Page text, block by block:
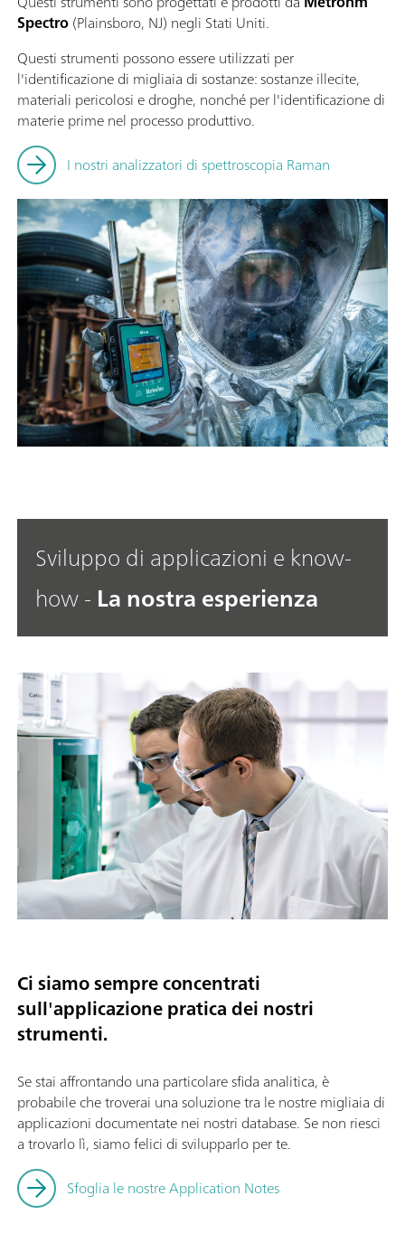
Spectro(Plainsboro, NJ) negli Stati Uniti.
Questi strumenti possono essere utilizzati per
l'identificazione di migliaia di sostanze: sostanze illecite,
materiali pericolosi e droghe, nonché per l'identificazione di
materie prime nel processo produttivo.
I nostri analizzatori di spettroscopia Raman
Sviluppo di applicazioni e know-
how - La nostra esperienza
Ci siamo sempre concentrati
sull'applicazione pratica dei nostri
strumenti.
Se stai affrontando una particolare sfida analitica, è
probabile che troverai una soluzione tra le nostre migliaia di
applicazioni documentate nei nostri database. Se non riesci
a trovarlo lì, siamo felici di svilupparlo per te.
Sfoglia le nostre Application Notes